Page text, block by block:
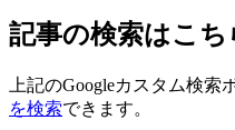
記事の検索はこち
上記のGoogleカスタム検索
を検索できます。